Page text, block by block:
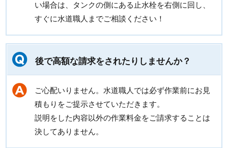
い場合は、タンクの側にある止水栓を右側に回し、
すぐに水道職人までご相談ください！
後で高額な請求をされたりしませんか？
ご心配いりません。水道職人では必ず作業前にお見
積もりをご提示させていただきます。
説明をした内容以外の作業料金をご請求することは
決してありません。